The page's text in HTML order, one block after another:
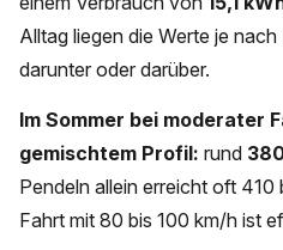
Alltag liegen die Werte je
darunter oder darüber.
Im Sommer bei moderater
gemischtem Profil: rund
Pendeln allein erreicht oft
Fahrt mit 80 bis 100 km/h ist